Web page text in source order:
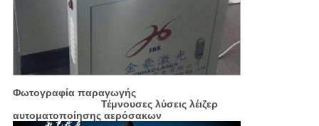
Φωτογραφία παραγωγής
Τέμνουσες λύσεις λέιζερ
αυτοματοποίησης αερόσακων